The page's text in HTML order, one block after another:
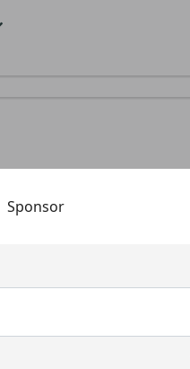
Sponsor